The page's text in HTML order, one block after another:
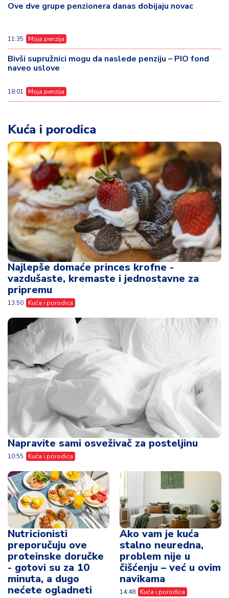
Ove dve grupe penzionera danas dobijaju novac
11:35 Moja penzija
Bivši supružnici mogu da naslede penziju – PIO fond
naveo uslove
18:01 Moja penzija
Kuća i porodica
Najlepše domaće princes krofne -
vazdušaste, kremaste i jednostavne za
pripremu
13:50 Kuća i porodica
Napravite sami osveživač za posteljinu
10:55 Kuća i porodica
Nutricionisti
preporučuju ove
proteinske doručke
- gotovi su za 10
minuta, a dugo
nećete ogladneti
Ako vam je kuća
stalno neuredna,
problem nije u
čišćenju – već u ovim
navikama
14:48 Kuća i porodica